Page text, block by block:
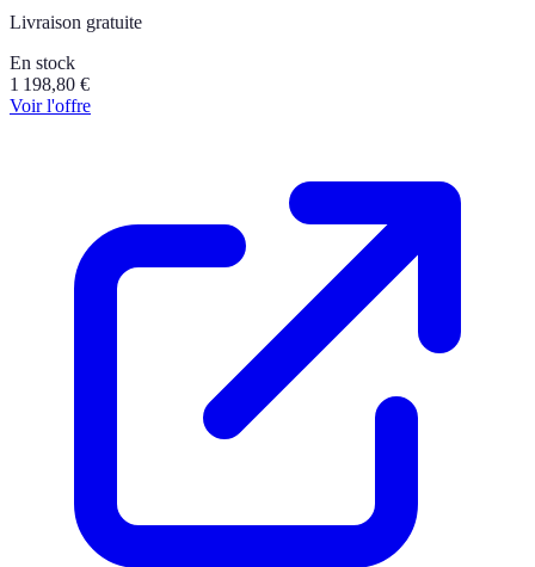
Livraison gratuite
En stock
1 198,80 €
Voir l'offre